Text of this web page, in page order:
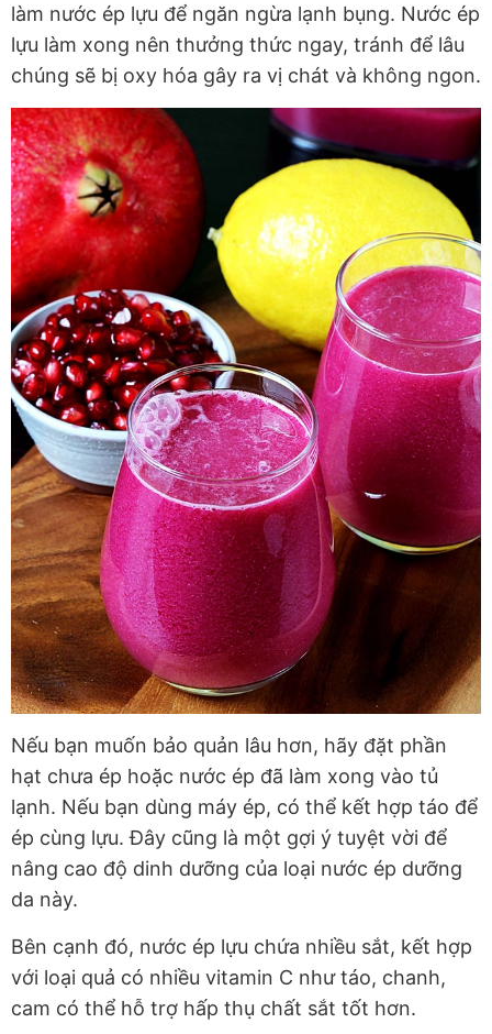
làm nước ép lựu để ngăn ngừa lạnh bụng. Nước ép
lựu làm xong nên thưởng thức ngay, tránh để lâu
chúng sẽ bị oxy hóa gây ra vị chát và không ngon.
Nếu bạn muốn bảo quản lâu hơn, hãy đặt phần
hạt chưa ép hoặc nước ép đã làm xong vào tủ
lạnh. Nếu bạn dùng máy ép, có thể kết hợp táo để
ép cùng lựu. Đây cũng là một gợi ý tuyệt vời để
nâng cao độ dinh dưỡng của loại nước ép dưỡng
da này.
Bên cạnh đó, nước ép lựu chứa nhiều sắt, kết hợp
với loại quả có nhiều vitamin C như táo, chanh,
cam có thể hỗ trợ hấp thụ chất sắt tốt hơn.